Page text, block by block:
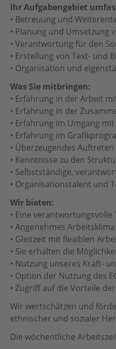
AGB
Downloads
Ihr Aufgabengebiet
• Betreuung und
• Planung und
• Verantwortung für den
• Erstellung von Text- und
• Organisation und
Was Sie mitbringen:
• Erfahrung in der Arbeit
• Erfahrung in der
• Erfahrung im Umgang
• Erfahrung im
• Überzeugendes
• Kenntnisse zu den
• Selbstständige,
• Organisationstalent und
Wir bieten:
• Eine
• Angenehmes
• Gleitzeit mit flexiblen
• Sie erhalten die
• Nutzung unseres Kraft-
• Option der Nutzung des
• Zugriff auf die Vorteile
Wir wertschätzen und
ethnischer und sozialer
Die wöchentliche